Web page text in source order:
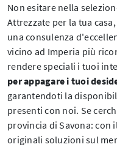
Non esitare nella
Attrezzate per la tua
una consulenza
vicino ad Imperia più
rendere speciali i tuoi
per appagare i tuoi
garantendoti la
presenti con noi. Se
provincia di Savona: con
originali soluzioni sul